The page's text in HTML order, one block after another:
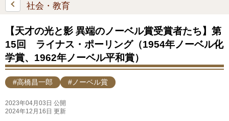
社会・教育
【天才の光と影 異端のノーベル賞受賞者たち】第
15回 ライナス・ポーリング（1954年ノーベル化
学賞、1962年ノーベル平和賞）
#高橋昌一郎 #ノーベル賞
2023年04月03日 公開
2024年12月16日 更新